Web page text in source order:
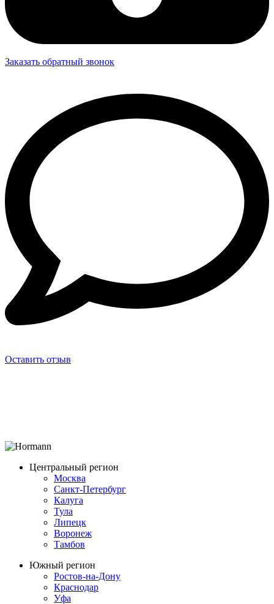
Заказать обратный звонок
Оставить отзыв
Центральный регион
Москва
Санкт-Петербург
Калуга
Тула
Липецк
Воронеж
Тамбов
Южный регион
Ростов-на-Дону
Краснодар
Уфа